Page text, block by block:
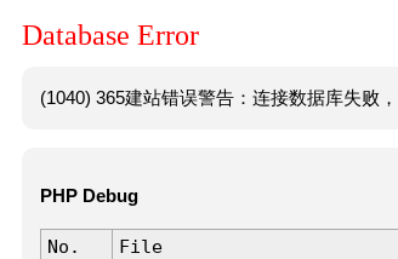
Database Error
(1040) 365建站错误警告：连接数据库失败
PHP Debug
No. File